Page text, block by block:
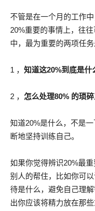
不管是在一个月的工作
20%重要的事情上，往
中，最为重要的两项任务
1 ， 知道这20%到底是什
2 ， 怎么处理80% 的琐碎
知道20%是什么，不是
断地坚持训练自己。
如果你觉得辨识20%最
别人的帮住，比如你可
待是什么，避免自己理
出你应该将精力放在那